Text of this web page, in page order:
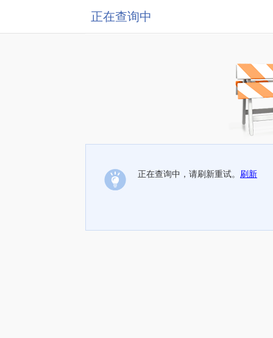
正在查询中
正在查询中，请刷新重试。 刷新